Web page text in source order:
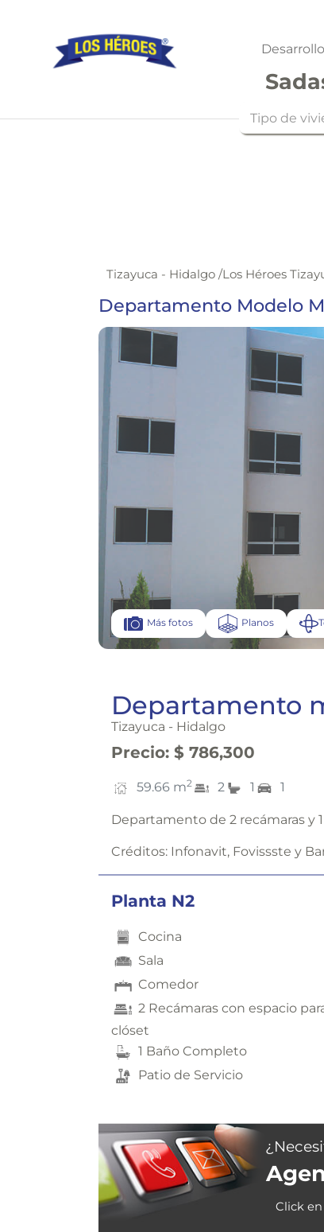
Tipo de
Tizayuca - Hidalgo /Los Héroes
Departamento Modelo
Más fotos Planos
Departamento
Tizayuca - Hidalgo
Precio: $ 786,300
59.66 m2 2 1 1
Departamento de 2 recámaras y
Créditos: Infonavit, Fovissste y
Planta N2
Cocina
Sala
Comedor
2 Recámaras con espacio
clóset
1 Baño Completo
Patio de Servicio
Click